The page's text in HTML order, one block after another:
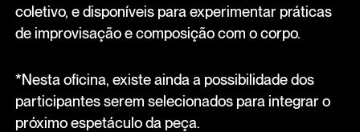
coletivo, e disponíveis para experimentar práticas
de improvisação e composição com o corpo.
*Nesta oficina, existe ainda a possibilidade dos
participantes serem selecionados para integrar o
próximo espetáculo da peça.